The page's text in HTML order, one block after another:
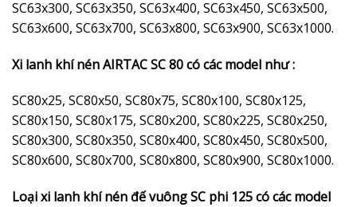
SC63x300, SC63x350, SC63x400, SC63x450, SC63x500,
SC63x600, SC63x700, SC63x800, SC63x900, SC63x1000.
Xi lanh khí nén AIRTAC SC 80 có các model như :
SC80x25, SC80x50, SC80x75, SC80x100, SC80x125,
SC80x150, SC80x175, SC80x200, SC80x225, SC80x250,
SC80x300, SC80x350, SC80x400, SC80x450, SC80x500,
SC80x600, SC80x700, SC80x800, SC80x900, SC80x1000.
Loại xi lanh khí nén đế vuông SC phi 125 có các model